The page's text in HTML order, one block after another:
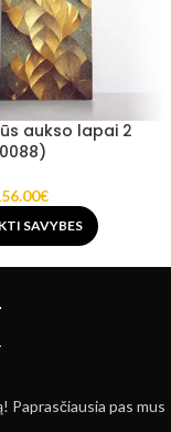
aukso lapai 2
€
SAVYBES
Paprasčiausia pas mus